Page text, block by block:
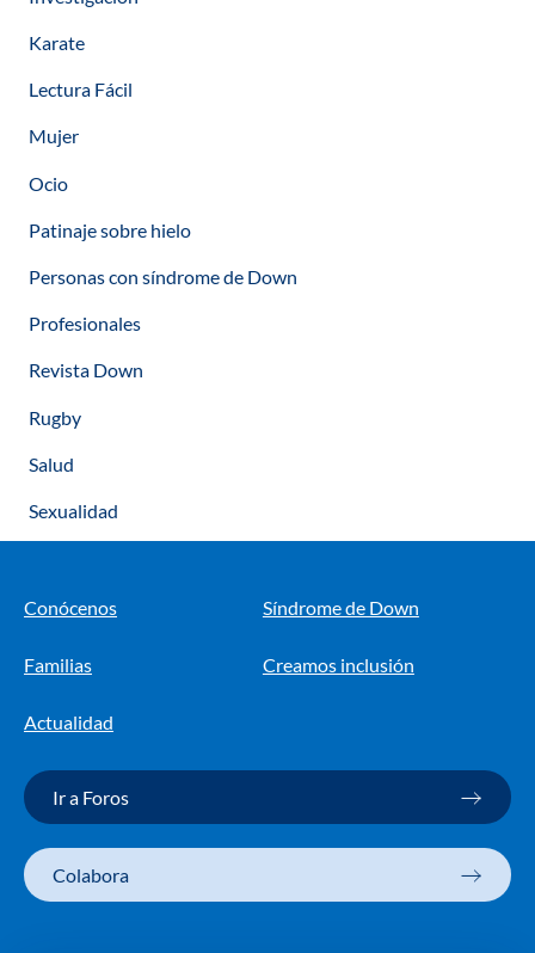
Karate
Lectura Fácil
Mujer
Ocio
Patinaje sobre hielo
Personas con síndrome de Down
Profesionales
Revista Down
Rugby
Salud
Sexualidad
Conócenos Síndrome de Down
Familias Creamos inclusión
Actualidad
Ir a Foros
Colabora